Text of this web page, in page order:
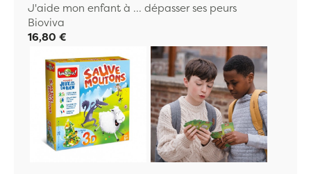
J'aide mon enfant à ... dépasser ses peurs
Bioviva
16,80 €